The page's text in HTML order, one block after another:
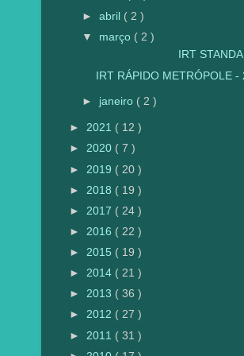
►abril ( 2 )
▼ março ( 2 )
IRT STANDARD
IRT RÁPIDO
► janeiro ( 2 )
► 2021 ( 12 )
► 2020 ( 7 )
► 2019 ( 20 )
► 2018 ( 19 )
► 2017 ( 24 )
► 2016 ( 22 )
► 2015 ( 19 )
► 2014 ( 21 )
► 2013 ( 36 )
► 2012 ( 27 )
► 2011 ( 31 )